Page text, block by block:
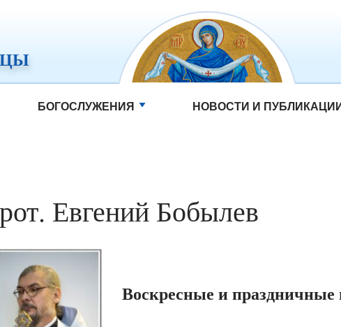
БОГОСЛУЖЕНИЯ НОВОСТИ И ПУБЛИКАЦИИ
Евгений Бобылев
Воскресные и праздничные